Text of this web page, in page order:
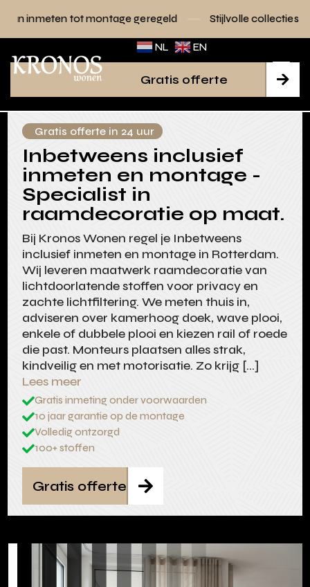
montage geregeld Stijlvolle collecties voor elk interieur
NL EN

Gratis offerte
Gratis offerte in 24 uur
Inbetweens inclusief
inmeten en montage -
Specialist in
raamdecoratie op maat.
Bij Kronos Wonen regel je Inbetweens
inclusief inmeten en montage in Rotterdam.
Wij leveren maatwerk raamdecoratie van
lichtdoorlatende stoffen voor privacy en
zachte lichtfiltering. We meten thuis in,
adviseren over kamerhoog doek, wave plooi,
enkele of dubbele plooi en kiezen rail of roede
die past. Monteurs plaatsen alles strak,
kindveilig en met motorisatie. Zo krijg […]
Lees meer
Gratis inmeting onder voorwaarden
10 jaar garantie op de montage
Volledig ontzorgd
100+ stoffen

Gratis offerte